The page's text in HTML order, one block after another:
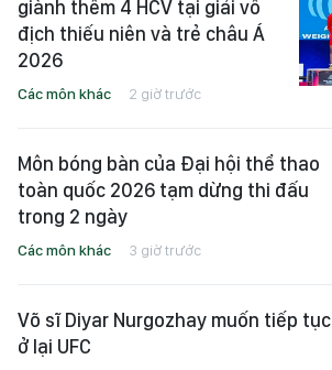
giành thêm 4 HCV tại giải vô
địch thiếu niên và trẻ châu Á
2026
Các môn khác 2 giờ trước
Môn bóng bàn của Đại hội thể thao
toàn quốc 2026 tạm dừng thi đấu
trong 2 ngày
Các môn khác 3 giờ trước
Võ sĩ Diyar Nurgozhay muốn tiếp tục
ở lại UFC